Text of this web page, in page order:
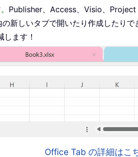
Publisher、Access、Visio、Project
新しいタブで開いたり作成したりで
ます！
Office Tab の詳細はこ